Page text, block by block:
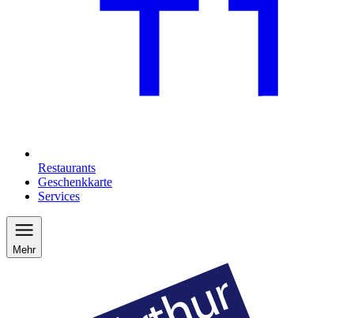
Restaurants
Geschenkkarte
Services
Mehr